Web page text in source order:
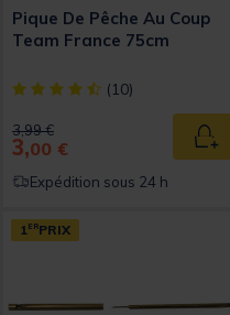
Pique De Pêche Au Coup
Team France 75cm
[object Object] out of 5
(10)
Price reduced from
3,99 €to
3,00 €
Expédition sous 24 h
1ERPRIX